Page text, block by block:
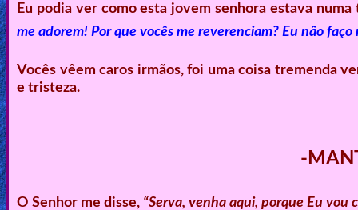
Eu podia ver como esta jovem senhora estava
me adorem! Por que vocês me reverenciam? Eu não faço
Vocês vêem caros irmãos, foi uma coisa tremenda
e tristeza.
-
O Senhor me disse, “Serva, venha aqui, porque Eu vou